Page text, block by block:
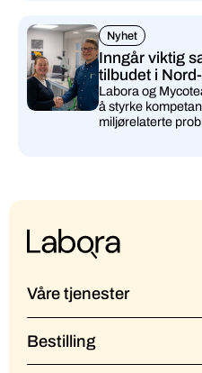
Nyhet
Inngår viktig
tilbudet i
Labora og
å styrke
miljørelaterte
Våre tjenester
Bestilling